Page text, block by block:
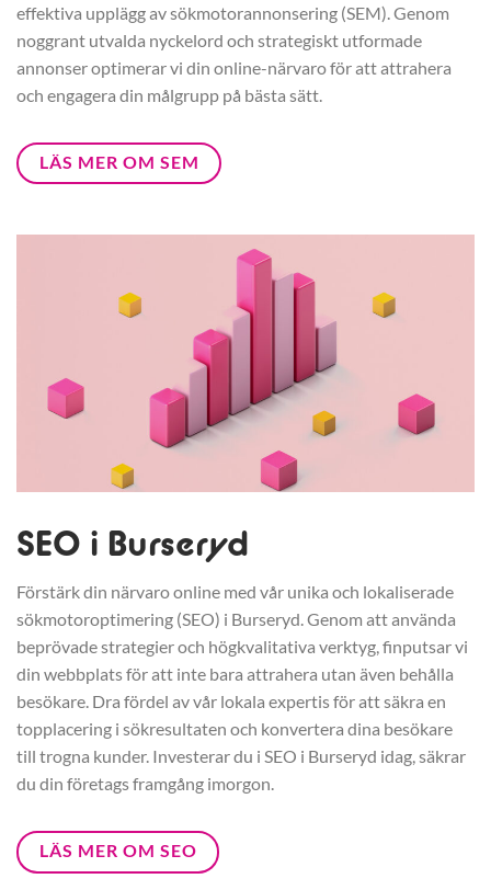
effektiva upplägg av sökmotorannonsering (SEM). Genom
noggrant utvalda nyckelord och strategiskt utformade
annonser optimerar vi din online-närvaro för att attrahera
och engagera din målgrupp på bästa sätt.
LÄS MER OM SEM
SEO i Burseryd
Förstärk din närvaro online med vår unika och lokaliserade
sökmotoroptimering (SEO) i Burseryd. Genom att använda
beprövade strategier och högkvalitativa verktyg, finputsar vi
din webbplats för att inte bara attrahera utan även behålla
besökare. Dra fördel av vår lokala expertis för att säkra en
topplacering i sökresultaten och konvertera dina besökare
till trogna kunder. Investerar du i SEO i Burseryd idag, säkrar
du din företags framgång imorgon.
LÄS MER OM SEO